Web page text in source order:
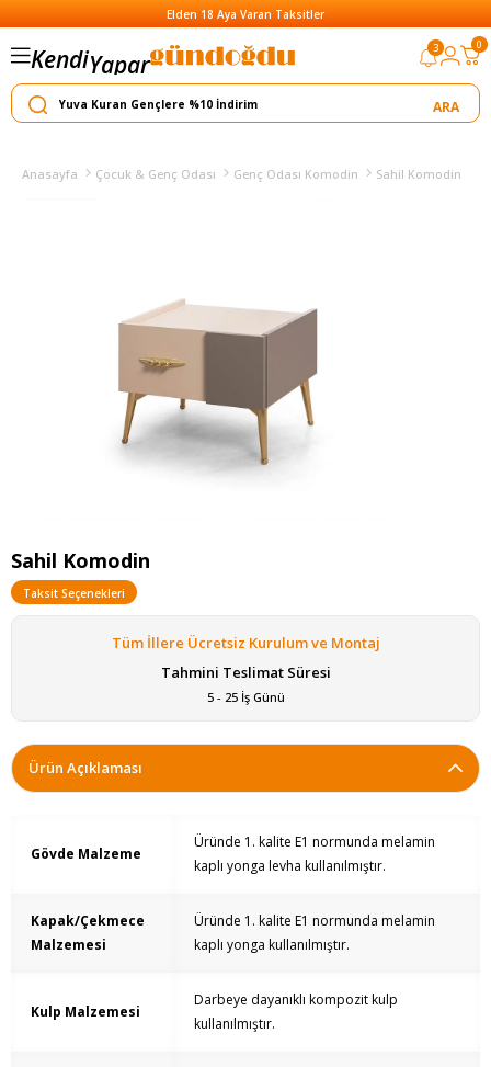
Elden 18 Aya Varan Taksitler
KendiYapar
Satar
3 0
Anasayfa Çocuk & Genç Odası Genç Odası Komodin Sahil Komodin
Sahil Komodin
Taksit Seçenekleri
Tüm İllere Ücretsiz Kurulum ve Montaj
Tahmini Teslimat Süresi
5 - 25 İş Günü
Ürün Açıklaması
Gövde Malzeme
Üründe 1. kalite E1 normunda melamin
kaplı yonga levha kullanılmıştır.
Kapak/Çekmece
Malzemesi
Üründe 1. kalite E1 normunda melamin
kaplı yonga kullanılmıştır.
Kulp Malzemesi
Darbeye dayanıklı kompozit kulp
kullanılmıştır.